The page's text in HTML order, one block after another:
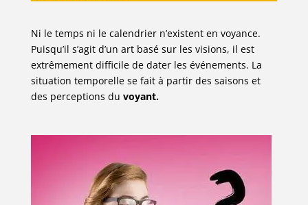
Ni le temps ni le calendrier n’existent en voyance.
Puisqu’il s’agit d’un art basé sur les visions, il est
extrêmement difficile de dater les événements. La
situation temporelle se fait à partir des saisons et
des perceptions du voyant.